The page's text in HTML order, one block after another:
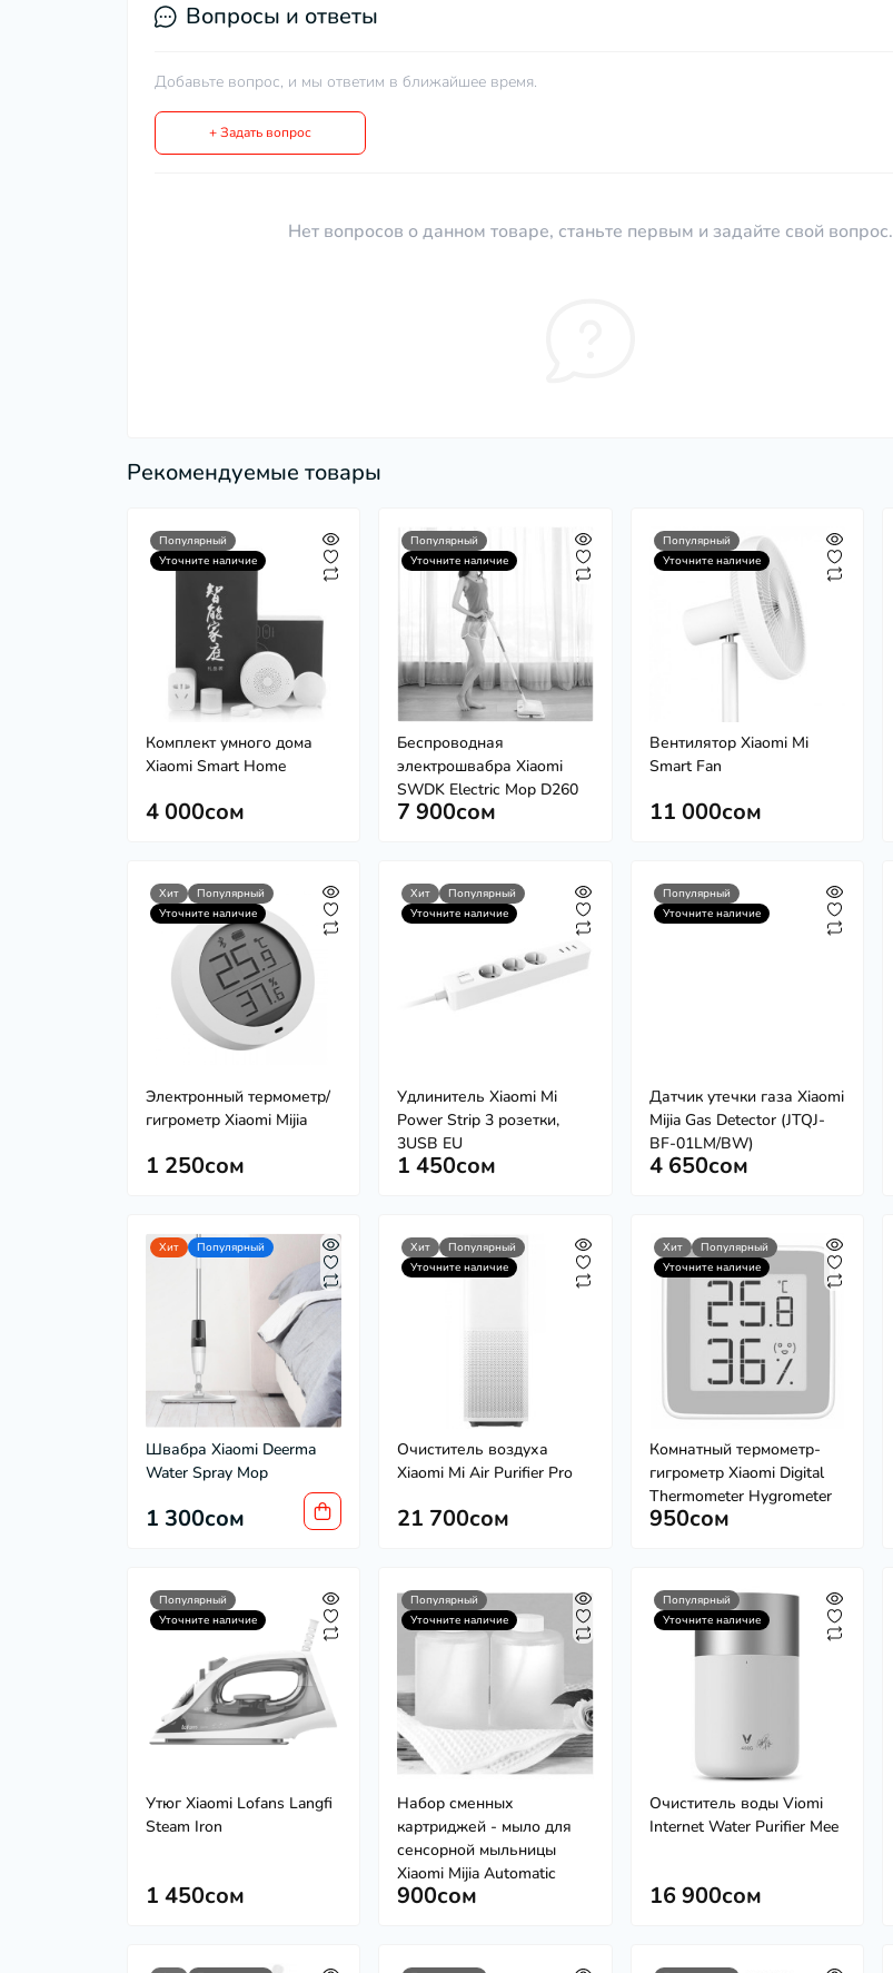
Вопросы и ответы
Добавьте вопрос, и мы ответим в ближайшее время.
+ Задать вопрос
Нет вопросов о данном товаре, станьте первым и задайте свой вопрос.
Рекомендуемые товары
Популярный
Уточните наличие
Комплект умного дома
Xiaomi Smart Home
4 000сом
Популярный
Уточните наличие
Беспроводная
электрошвабра Xiaomi
SWDK Electric Mop D260
7 900сом
Популярный
Уточните наличие
Вентилятор Xiaomi Mi
Smart Fan
11 000сом
Хит
Популярный
Уточните наличие
Электронный термометр/
гигрометр Xiaomi Mijia
1 250сом
Хит
Популярный
Уточните наличие
Удлинитель Xiaomi Mi
Power Strip 3 розетки,
3USB EU
1 450сом
Популярный
Уточните наличие
Датчик утечки газа Xiaomi
Mijia Gas Detector (JTQJ-
BF-01LM/BW)
4 650сом
Хит Популярный
Швабра Xiaomi Deerma
Water Spray Mop
1 300сом
Хит
Популярный
Уточните наличие
Очиститель воздуха
Xiaomi Mi Air Purifier Pro
21 700сом
Хит
Популярный
Уточните наличие
Комнатный термометр-
гигрометр Xiaomi Digital
Thermometer Hygrometer
950сом
Популярный
Уточните наличие
Утюг Xiaomi Lofans Langfi
Steam Iron
1 450сом
Популярный
Уточните наличие
Набор сменных
картриджей - мыло для
сенсорной мыльницы
Xiaomi Mijia Automatic
900сом
Популярный
Уточните наличие
Очиститель воды Viomi
Internet Water Purifier Mee
16 900сом